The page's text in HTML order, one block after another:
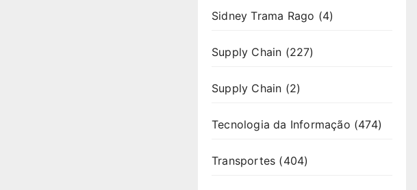
Sidney Trama Rago (4)
Supply Chain (227)
Supply Chain (2)
Tecnologia da Informação (474)
Transportes (404)